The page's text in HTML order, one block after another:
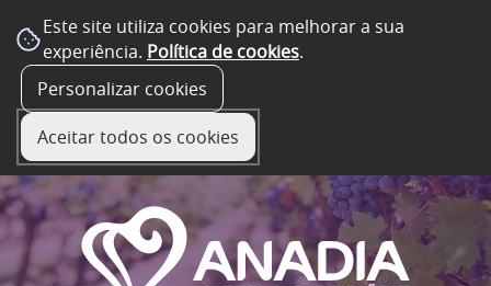
Este site utiliza cookies para melhorar a sua
experiência. Política de cookies.
Personalizar cookies
Aceitar todos os cookies